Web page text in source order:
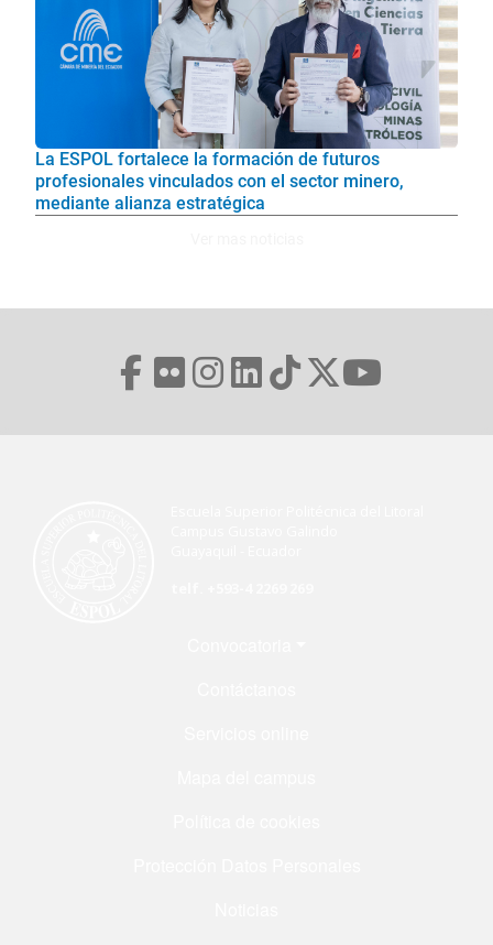
La ESPOL fortalece la formación de futuros
profesionales vinculados con el sector minero,
mediante alianza estratégica